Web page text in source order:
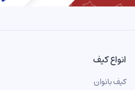
انواع کیف
کیف بانوان